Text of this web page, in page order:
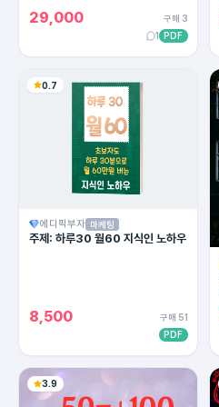
29,000
구매 3
1
PDF
0.7
에디픽부자 마케팅
주제: 하루30 월60 지식인 노하우
8,500
구매 51
PDF
3.9